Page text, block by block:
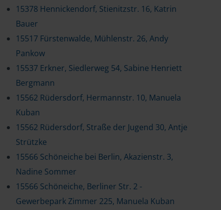
15378 Hennickendorf, Stienitzstr. 16, Katrin
Bauer
15517 Fürstenwalde, Mühlenstr. 26, Andy
Pankow
15537 Erkner, Siedlerweg 54, Sabine Henriett
Bergmann
15562 Rüdersdorf, Hermannstr. 10, Manuela
Kuban
15562 Rüdersdorf, Straße der Jugend 30, Antje
Strützke
15566 Schöneiche bei Berlin, Akazienstr. 3,
Nadine Sommer
15566 Schöneiche, Berliner Str. 2 -
Gewerbepark Zimmer 225, Manuela Kuban